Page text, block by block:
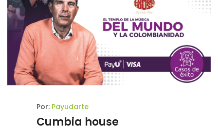
Por: Payudarte
Cumbia house